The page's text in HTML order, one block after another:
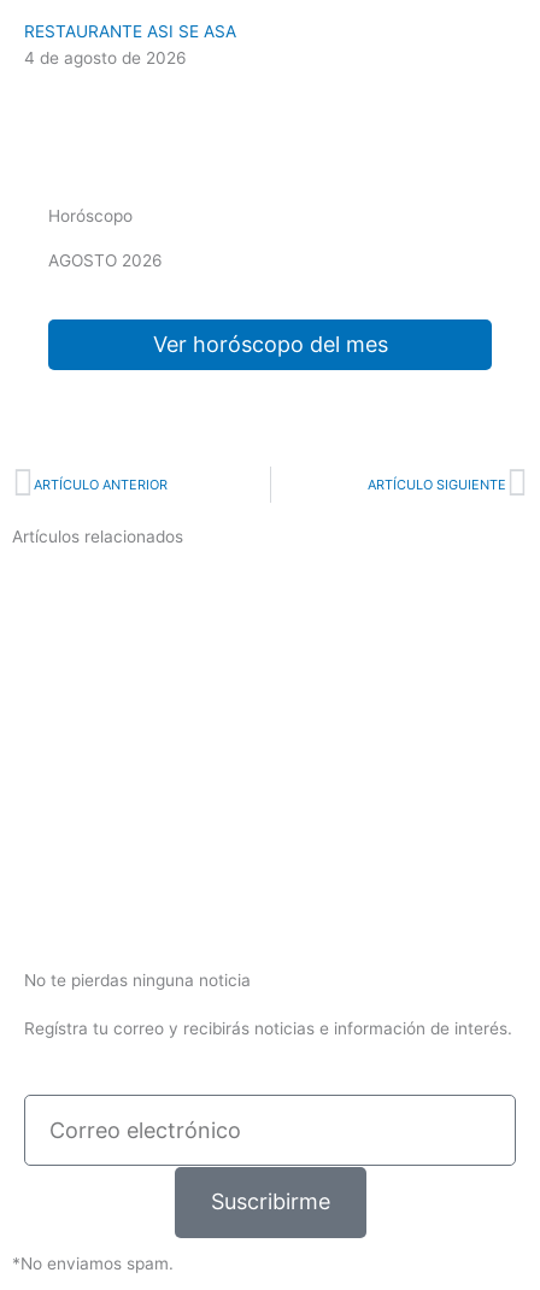
RESTAURANTE ASI SE ASA
4 de agosto de 2026
Horóscopo
AGOSTO 2026
Ver horóscopo del mes
Prev
ARTÍCULO ANTERIOR ARTÍCULO SIGUIENTE
Artículos relacionados
No te pierdas ninguna noticia
Regístra tu correo y recibirás noticias e información de interés.
electrónico
Suscribirme
*No enviamos spam.